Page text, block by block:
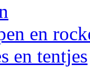
en
en tentjes